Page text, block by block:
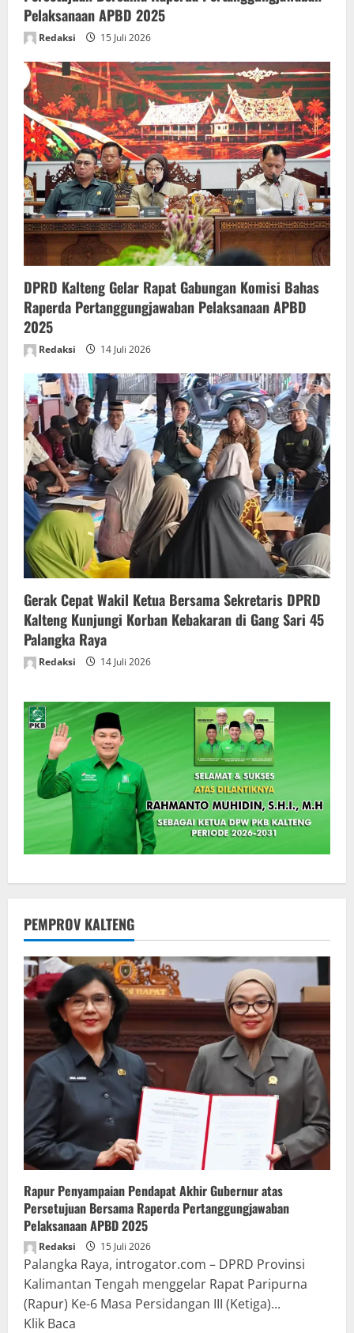
Pelaksanaan APBD 2025
Redaksi 15 Juli 2026
DPRD Kalteng Gelar Rapat Gabungan Komisi Bahas
Raperda Pertanggungjawaban Pelaksanaan APBD
2025
Redaksi 14 Juli 2026
Gerak Cepat Wakil Ketua Bersama Sekretaris DPRD
Kalteng Kunjungi Korban Kebakaran di Gang Sari 45
Palangka Raya
Redaksi 14 Juli 2026
PEMPROV KALTENG
Rapur Penyampaian Pendapat Akhir Gubernur atas
Persetujuan Bersama Raperda Pertanggungjawaban
Pelaksanaan APBD 2025
Redaksi 15 Juli 2026
Palangka Raya, introgator.com – DPRD Provinsi
Kalimantan Tengah menggelar Rapat Paripurna
(Rapur) Ke-6 Masa Persidangan III (Ketiga)...
Klik Baca